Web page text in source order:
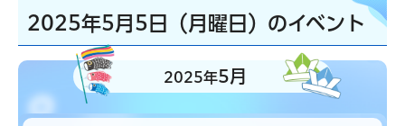
2025年5月5日（月曜日）のイベント
2025年5月